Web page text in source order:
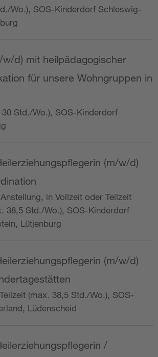
Wo.), SOS-Kinderdorf Schleswig-
w/d) mit heilpädagogischer
für unsere Wohngruppen in
30 Std./Wo.), SOS-Kinderdorf
(m/w/d)
in Vollzeit oder Teilzeit
38,5 Std./Wo.), SOS-Kinderdorf
Lütjenburg
(m/w/d)
(max. 38,5 Std./Wo.), SOS-
Lüdenscheid
/